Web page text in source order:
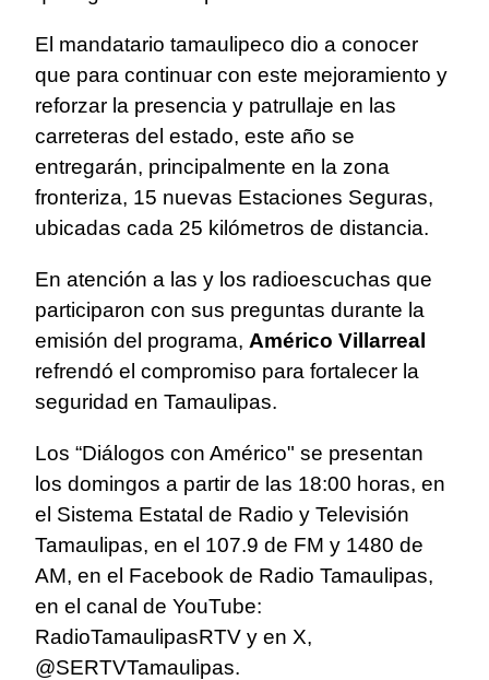
El mandatario tamaulipeco dio a conocer
que para continuar con este mejoramiento y
reforzar la presencia y patrullaje en las
carreteras del estado, este año se
entregarán, principalmente en la zona
fronteriza, 15 nuevas Estaciones Seguras,
ubicadas cada 25 kilómetros de distancia.
En atención a las y los radioescuchas que
participaron con sus preguntas durante la
emisión del programa, Américo Villarreal
refrendó el compromiso para fortalecer la
seguridad en Tamaulipas.
Los “Diálogos con Américo" se presentan
los domingos a partir de las 18:00 horas, en
el Sistema Estatal de Radio y Televisión
Tamaulipas, en el 107.9 de FM y 1480 de
AM, en el Facebook de Radio Tamaulipas,
en el canal de YouTube:
RadioTamaulipasRTV y en X,
@SERTVTamaulipas.